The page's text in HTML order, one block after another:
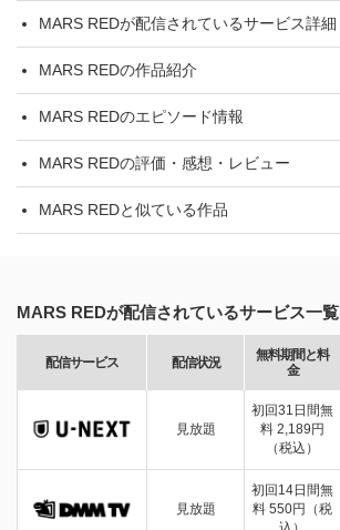
MARS REDが配信されているサービス詳細
MARS REDの作品紹介
MARS REDのエピソード情報
MARS REDの評価・感想・レビュー
MARS REDと似ている作品
MARS REDが配信されているサービス一覧
配信サービス 配信状況
無料期間と料
金
見放題
初回31日間無
料 2,189円
（税込）
見放題
初回14日間無
料 550円（税